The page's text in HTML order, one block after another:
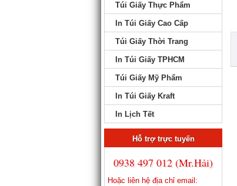
Túi Giấy Thực Phẩm
In Túi Giấy Cao Cấp
Túi Giấy Thời Trang
In Túi Giấy TPHCM
Túi Giấy Mỹ Phẩm
In Túi Giấy Kraft
In Lịch Tết
Hỗ trợ trực tuyến
0938 497 012 (Mr.Hải)
Hoặc liên hệ địa chỉ email: